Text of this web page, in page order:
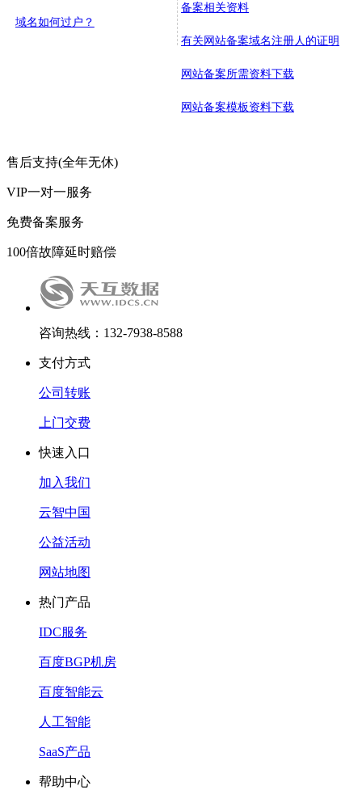
域名如何过户？
备案相关资料
有关网站备案域名注册人的证明
网站备案所需资料下载
网站备案模板资料下载
售后支持(全年无休)
VIP一对一服务
免费备案服务
100倍故障延时赔偿
咨询热线：132-7938-8588
支付方式
公司转账
上门交费
快速入口
加入我们
云智中国
公益活动
网站地图
热门产品
IDC服务
百度BGP机房
百度智能云
人工智能
SaaS产品
帮助中心